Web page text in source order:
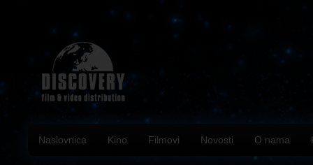
Naslovnica Kino Filmovi Novosti O nama